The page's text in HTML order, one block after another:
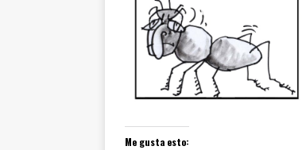
Me gusta esto: